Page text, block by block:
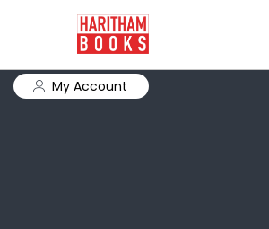
My Account